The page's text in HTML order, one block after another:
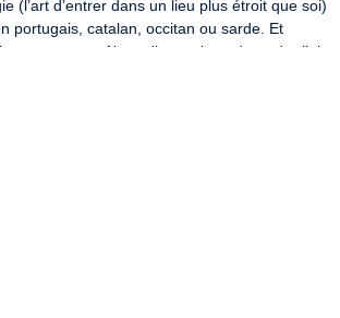
(l’art d’entrer dans un lieu plus étroit que soi)
portugais, catalan, occitan ou sarde. Et
tenaces. Alors elle continue de tordre l’air,
explorant les limites du corps et de l’esprit
CRÉATION LUMIÈRE : GAUTIER
LORRAINE BURGER DANS LE CADRE DU